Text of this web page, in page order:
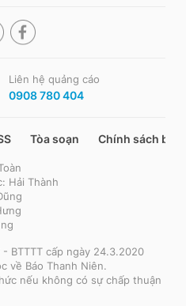
Liên hệ quảng cáo
0908 780 404
Tòa soạn Chính sách bảo
Hải Thành
BTTTT cấp ngày 24.3.2020
về Báo Thanh Niên.
nếu không có sự chấp thuận